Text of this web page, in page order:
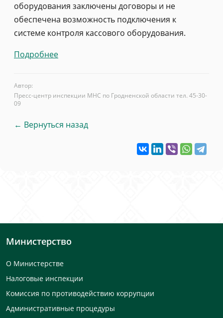
оборудования заключены договоры и не
обеспечена возможность подключения к
системе контроля кассового оборудования.
Подробнее
Автор:
Пресс-центр инспекции МНС по Гродненской области тел. 45-30-
09
← Вернуться назад
Министерство
О Министерстве
Налоговые инспекции
Комиссия по противодействию коррупции
Административные процедуры